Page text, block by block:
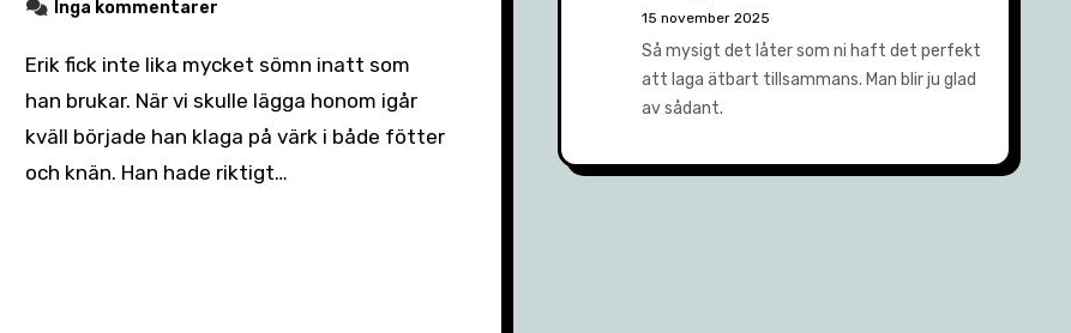
Inga kommentarer
Erik fick inte lika mycket sömn inatt som
han brukar. När vi skulle lägga honom igår
kväll började han klaga på värk i både fötter
och knän. Han hade riktigt…
15 november 2025
Så mysigt det låter som ni haft det perfekt
att laga ätbart tillsammans. Man blir ju glad
av sådant.